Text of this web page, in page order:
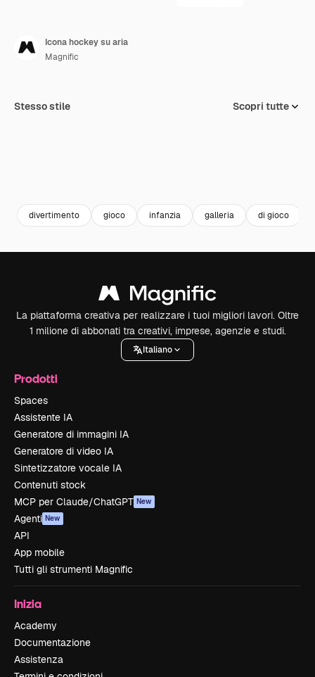
Icona hockey su aria
Magnific
Stesso stile Scopri tutte
divertimento gioco infanzia galleria di gioco
La piattaforma creativa per realizzare i tuoi migliori lavori. Oltre
1 milione di abbonati tra creativi, imprese, agenzie e studi.
Italiano
Prodotti
Spaces
Assistente IA
Generatore di immagini IA
Generatore di video IA
Sintetizzatore vocale IA
Contenuti stock
MCP per Claude/ChatGPT New
Agenti New
API
App mobile
Tutti gli strumenti Magnific
Inizia
Academy
Documentazione
Assistenza